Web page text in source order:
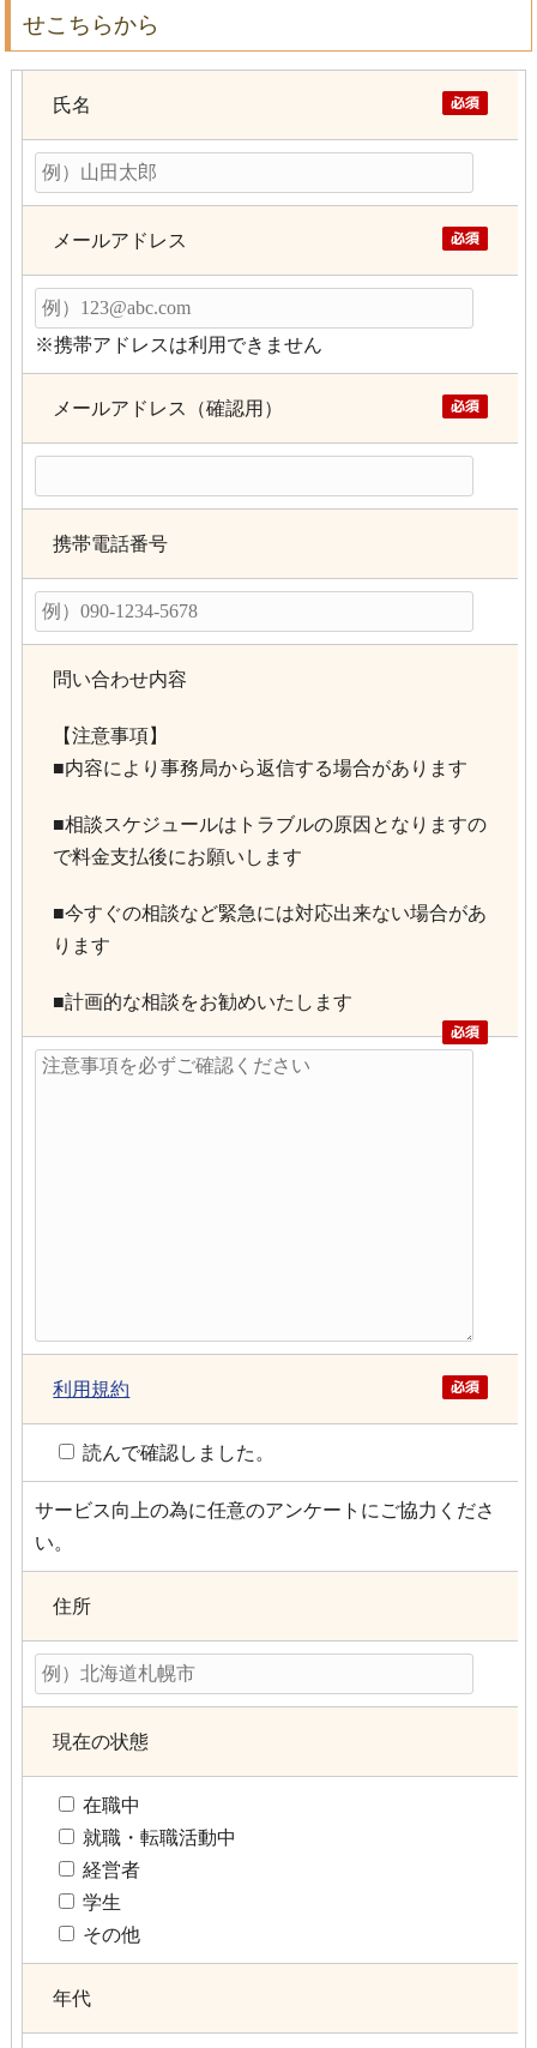
せこちらから
氏名
メールアドレス
※携帯アドレスは利用できません
メールアドレス（確認用）
携帯電話番号
問い合わせ内容
【注意事項】
■内容により事務局から返信する場合があります
■相談スケジュールはトラブルの原因となりますの
で料金支払後にお願いします
■今すぐの相談など緊急には対応出来ない場合があ
ります
■計画的な相談をお勧めいたします
利用規約
読んで確認しました。
サービス向上の為に任意のアンケートにご協力くださ
い。
住所
現在の状態
在職中
就職・転職活動中
経営者
学生
その他
年代